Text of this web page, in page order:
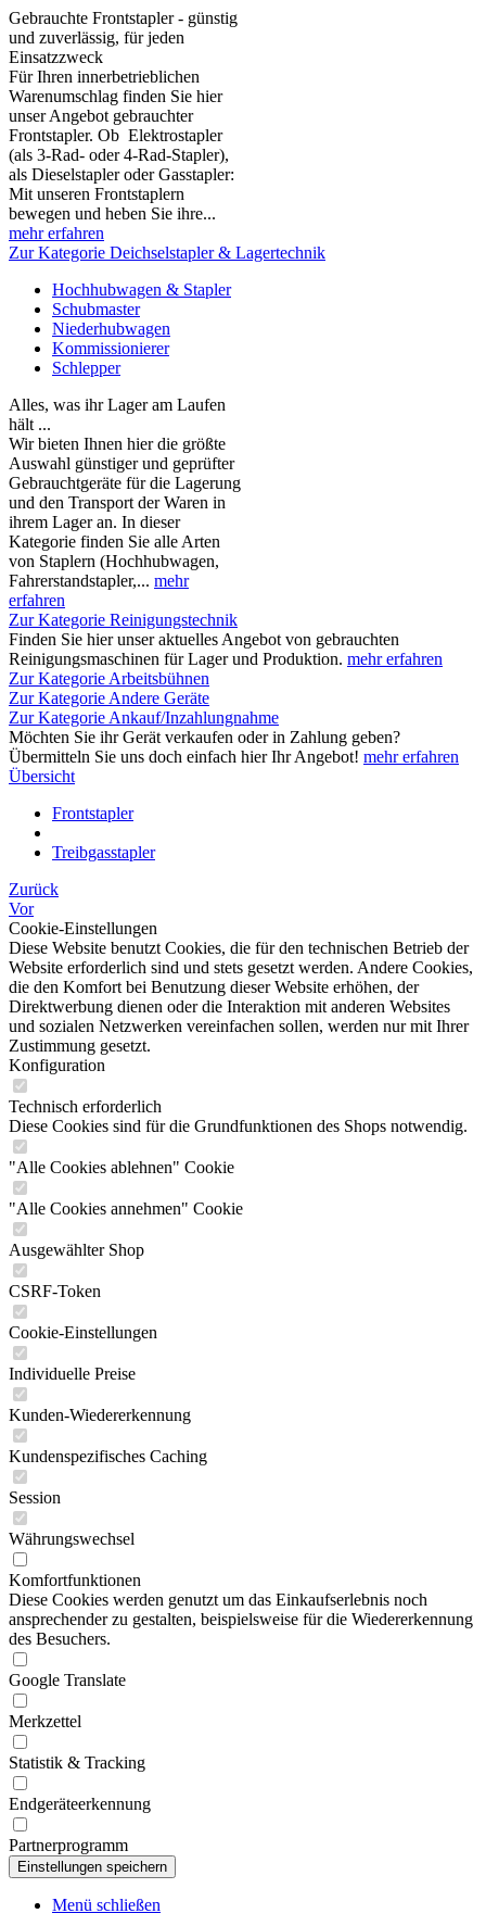
Gebrauchte Frontstapler - günstig
und zuverlässig, für jeden
Einsatzzweck
Für Ihren innerbetrieblichen
Warenumschlag finden Sie hier
unser Angebot gebrauchter
Frontstapler. Ob Elektrostapler
(als 3-Rad- oder 4-Rad-Stapler),
als Dieselstapler oder Gasstapler:
Mit unseren Frontstaplern
bewegen und heben Sie ihre...
mehr erfahren
Zur Kategorie Deichselstapler & Lagertechnik
Hochhubwagen & Stapler
Schubmaster
Niederhubwagen
Kommissionierer
Schlepper
Alles, was ihr Lager am Laufen
hält ...
Wir bieten Ihnen hier die größte
Auswahl günstiger und geprüfter
Gebrauchtgeräte für die Lagerung
und den Transport der Waren in
ihrem Lager an. In dieser
Kategorie finden Sie alle Arten
von Staplern (Hochhubwagen,
Fahrerstandstapler,... mehr
erfahren
Zur Kategorie Reinigungstechnik
Finden Sie hier unser aktuelles Angebot von gebrauchten
Reinigungsmaschinen für Lager und Produktion. mehr erfahren
Zur Kategorie Arbeitsbühnen
Zur Kategorie Andere Geräte
Zur Kategorie Ankauf/Inzahlungnahme
Möchten Sie ihr Gerät verkaufen oder in Zahlung geben?
Übermitteln Sie uns doch einfach hier Ihr Angebot! mehr erfahren
Übersicht
Frontstapler
Treibgasstapler
Zurück
Vor
Cookie-Einstellungen
Diese Website benutzt Cookies, die für den technischen Betrieb der
Website erforderlich sind und stets gesetzt werden. Andere Cookies,
die den Komfort bei Benutzung dieser Website erhöhen, der
Direktwerbung dienen oder die Interaktion mit anderen Websites
und sozialen Netzwerken vereinfachen sollen, werden nur mit Ihrer
Zustimmung gesetzt.
Konfiguration
Technisch erforderlich
Diese Cookies sind für die Grundfunktionen des Shops notwendig.
"Alle Cookies ablehnen" Cookie
"Alle Cookies annehmen" Cookie
Ausgewählter Shop
CSRF-Token
Cookie-Einstellungen
Individuelle Preise
Kunden-Wiedererkennung
Kundenspezifisches Caching
Session
Währungswechsel
Komfortfunktionen
Diese Cookies werden genutzt um das Einkaufserlebnis noch
ansprechender zu gestalten, beispielsweise für die Wiedererkennung
des Besuchers.
Google Translate
Merkzettel
Statistik & Tracking
Endgeräteerkennung
Partnerprogramm
Menü schließen